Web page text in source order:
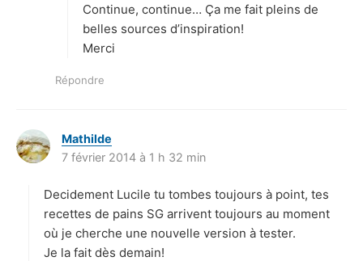
:
Continue, continue… Ça me fait pleins de
belles sources d’inspiration!
Merci
Répondre
Mathilde
i
:
7 février 2014 à 1 h 32 min
Decidement Lucile tu tombes toujours à point, tes
recettes de pains SG arrivent toujours au moment
où je cherche une nouvelle version à tester.
Je la fait dès demain!